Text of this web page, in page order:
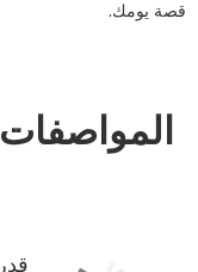
قصة يومك.
المواصفات